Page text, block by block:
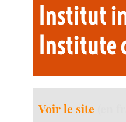
Institut
Institute
Voir le site